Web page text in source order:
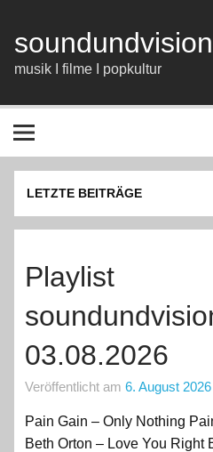
springen
soundundvision
musik I filme I popkultur
LETZTE BEITRÄGE
Playlist
03.08.2026
Veröffentlicht am 6. August 2026
Pain Gain – Only Nothing
Beth Orton – Love You Right